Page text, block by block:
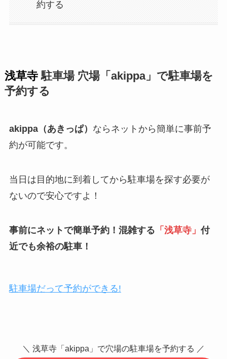
約する
浅草寺駐車場 穴場「akippa」で駐車場を
予約する
akippa（あきっぱ） ならネットから簡単に事前予
約が可能です。
当日は目的地に到着してから駐車場を探す必要が
ないので安心ですよ！
事前にネットで簡単予約！混雑する 「 浅草寺」付
近でも余裕の駐車！
駐車場だって予約ができる!
＼ 浅草寺「akippa」で穴場の駐車場を予約する ／